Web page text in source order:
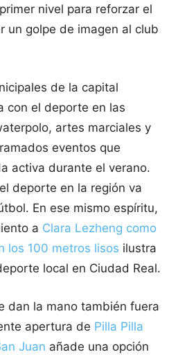
nivel para reforzar el
un golpe de imagen al club
de la capital
con el deporte en las
artes marciales y
eventos que
activa durante el verano.
deporte en la región va
En ese mismo espíritu,
a Clara Lezheng como
los 100 metros lisos ilustra
local en Ciudad Real.
dan la mano también fuera
apertura de Pilla Pilla
Juan añade una opción